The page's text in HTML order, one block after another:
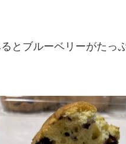
とブルーベリーがたっ